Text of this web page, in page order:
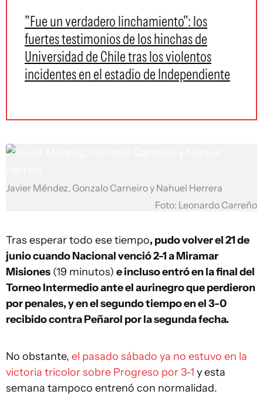
"Fue un verdadero linchamiento": los
fuertes testimonios de los hinchas de
Universidad de Chile tras los violentos
incidentes en el estadio de Independiente
Javier Méndez, Gonzalo Carneiro y Nahuel Herrera
Foto: Leonardo Carreño
Tras esperar todo ese tiempo, pudo volver el 21 de
junio cuando Nacional venció 2-1 a Miramar
Misiones (19 minutos) e incluso entró en la final del
Torneo Intermedio ante el aurinegro que perdieron
por penales, y en el segundo tiempo en el 3-0
recibido contra Peñarol por la segunda fecha.
No obstante, el pasado sábado ya no estuvo en la
victoria tricolor sobre Progreso por 3-1 y esta
semana tampoco entrenó con normalidad.